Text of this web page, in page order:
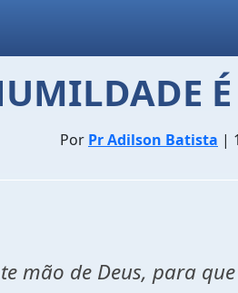
Por Pr Adilson Batista |
mão de Deus, para